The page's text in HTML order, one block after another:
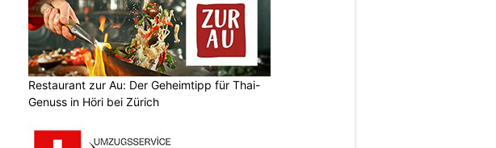
Restaurant zur Au: Der Geheimtipp für Thai-
Genuss in Höri bei Zürich